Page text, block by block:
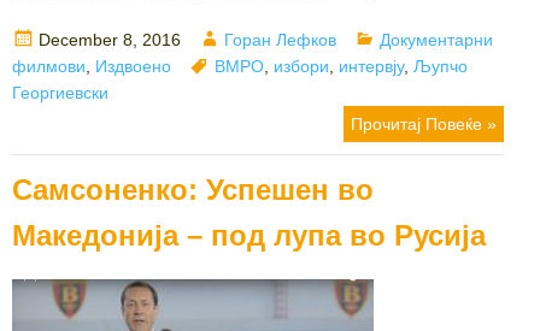
Posted
on
December 8, 2016 Author
Горан Лефков Categories
Документарни
филмови
Издвоено Tags
ВМРО избори интервју, Љупчо
Георгиевски
Прочитај Повеќе »
Самсоненко: Успешен во
Македонија – под лупа во Русија